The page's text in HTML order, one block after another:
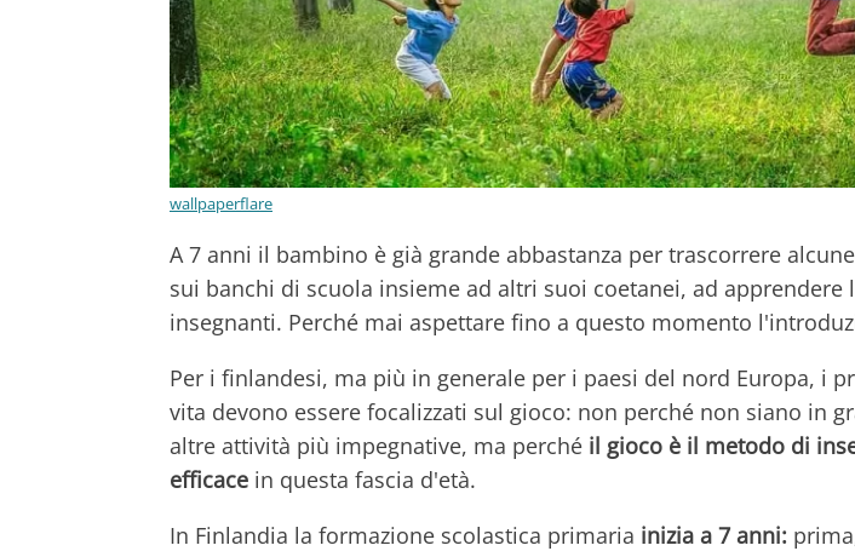
wallpaperflare
A 7 anni il bambino è già grande abbastanza per trascorrere
sui banchi di scuola insieme ad altri suoi coetanei, ad apprendere
insegnanti. Perché mai aspettare fino a questo momento
Per i finlandesi, ma più in generale per i paesi del nord Europa, i
vita devono essere focalizzati sul gioco: non perché non siano in
altre attività più impegnative, ma perché il gioco è il metodo di
efficace in questa fascia d'età.
In Finlandia la formazione scolastica primaria inizia a 7 anni: